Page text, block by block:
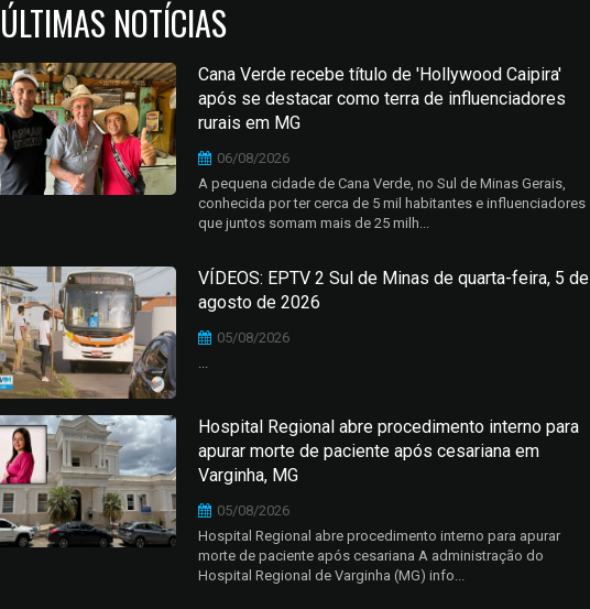
ÚLTIMAS NOTÍCIAS
Cana Verde recebe título de 'Hollywood Caipira'
após se destacar como terra de influenciadores
rurais em MG
06/08/2026
A pequena cidade de Cana Verde, no Sul de Minas Gerais,
conhecida por ter cerca de 5 mil habitantes e influenciadores
que juntos somam mais de 25 milh...
VÍDEOS: EPTV 2 Sul de Minas de quarta-feira, 5 de
agosto de 2026
05/08/2026
...
Hospital Regional abre procedimento interno para
apurar morte de paciente após cesariana em
Varginha, MG
05/08/2026
Hospital Regional abre procedimento interno para apurar
morte de paciente após cesariana A administração do
Hospital Regional de Varginha (MG) info...